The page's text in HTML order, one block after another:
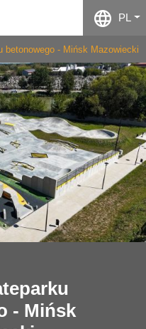
PL
betonowego - Mińsk Mazowiecki
- Mińsk